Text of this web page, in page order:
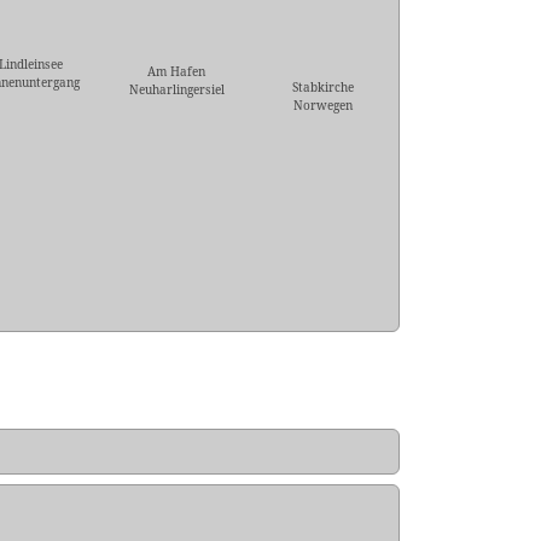
Lindleinsee
Am Hafen
Neuharlingersiel
Stabkirche
Norwegen